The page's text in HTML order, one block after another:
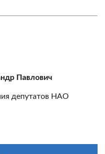
Павлович
депутатов НАО